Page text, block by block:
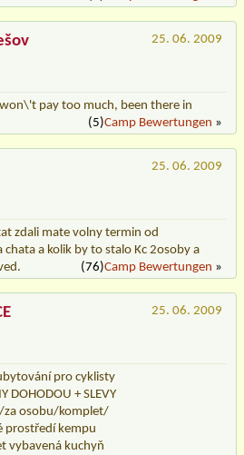
25. 06. 2009
pay too much, been there in
(5)Camp Bewertungen »
25. 06. 2009
zdali mate volny termin od
a kolik by to stalo Kc 2osoby a
(76)Camp Bewertungen »
25. 06. 2009
pro cyklisty
DOHODOU + SLEVY
za osobu/komplet/
prostředí kempu
vybavená kuchyň